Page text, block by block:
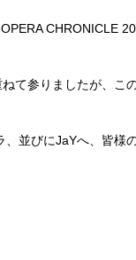
CHRONICLE
参りましたが、こ
並びにJaYへ、皆様